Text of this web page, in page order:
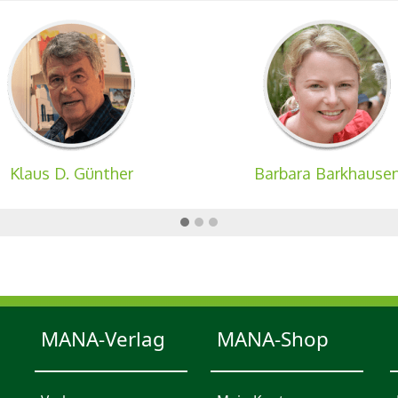
Klaus D. Günther Barbara
MANA-Verlag MANA-Shop